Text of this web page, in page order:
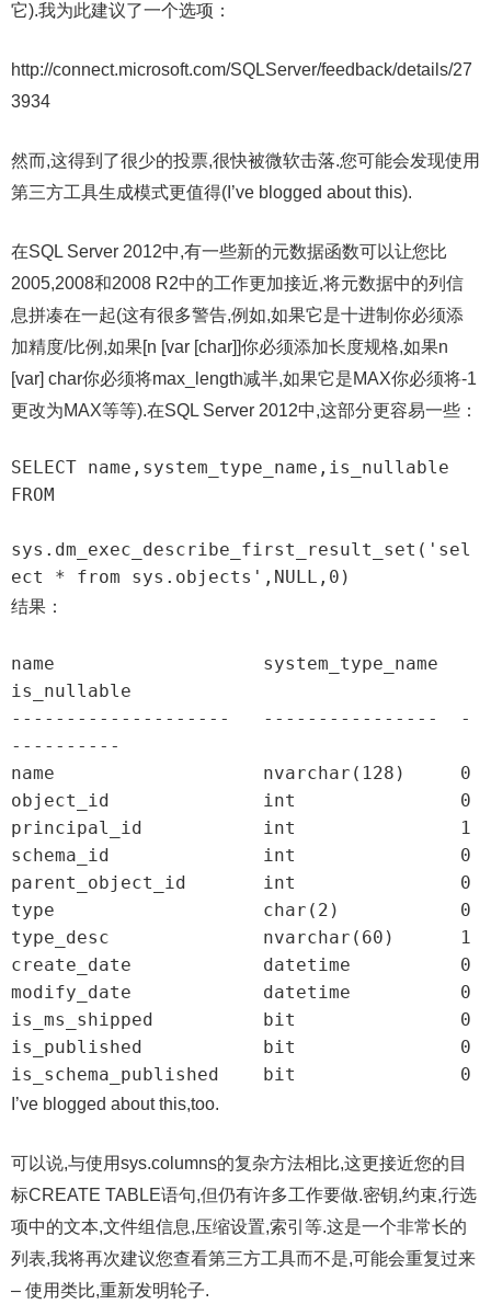
它).我为此建议了一个选项：
http://connect.microsoft.com/SQLServer/feedback/details/27
3934
然而,这得到了很少的投票,很快被微软击落.您可能会发现使用
第三方工具生成模式更值得(I’ve blogged about this).
在SQL Server 2012中,有一些新的元数据函数可以让您比
2005,2008和2008 R2中的工作更加接近,将元数据中的列信
息拼凑在一起(这有很多警告,例如,如果它是十进制你必须添
加精度/比例,如果[n [var [char]]你必须添加长度规格,如果n
[var] char你必须将max_length减半,如果它是MAX你必须将-1
更改为MAX等等).在SQL Server 2012中,这部分更容易一些：
SELECT name,system_type_name,is_nullable
FROM
sys.dm_exec_describe_first_result_set('sel
ect * from sys.objects',NULL,0)
结果：
name                   system_type_name
is_nullable
--------------------   ----------------  -
----------
name                   nvarchar(128)     0
object_id              int               0
principal_id           int               1
schema_id              int               0
parent_object_id       int               0
type                   char(2)           0
type_desc              nvarchar(60)      1
create_date            datetime          0
modify_date            datetime          0
is_ms_shipped          bit               0
is_published           bit               0
is_schema_published    bit               0
I’ve blogged about this,too.
可以说,与使用sys.columns的复杂方法相比,这更接近您的目
标CREATE TABLE语句,但仍有许多工作要做.密钥,约束,行选
项中的文本,文件组信息,压缩设置,索引等.这是一个非常长的
列表,我将再次建议您查看第三方工具而不是,可能会重复过来
– 使用类比,重新发明轮子.